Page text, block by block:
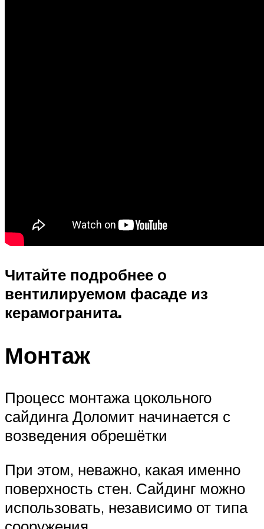
Читайте подробнее о
вентилируемом фасаде из
керамогранита.
Монтаж
Процесс монтажа цокольного
сайдинга Доломит начинается с
возведения обрешётки
При этом, неважно, какая именно
поверхность стен. Сайдинг можно
использовать, независимо от типа